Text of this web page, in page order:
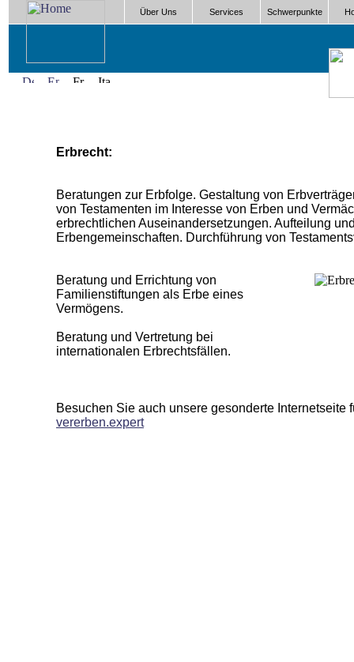
Über Uns Services Schwerpunkte
Erbrecht:
Beratungen zur Erbfolge. Gestaltung von
von Testamenten im Interesse von Erben und
erbrechtlichen Auseinandersetzungen. Aufteilung
Erbengemeinschaften. Durchführung von
Beratung und Errichtung von
Familienstiftungen als Erbe eines
Vermögens.
Beratung und Vertretung bei
internationalen Erbrechtsfällen.
Besuchen Sie auch unsere gesonderte Internetseite
vererben.expert